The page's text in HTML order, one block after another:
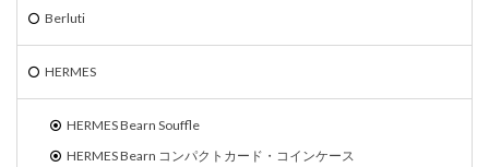
Berluti
HERMES
HERMES Bearn Souffle
HERMES Bearn コンパクトカード・コインケース